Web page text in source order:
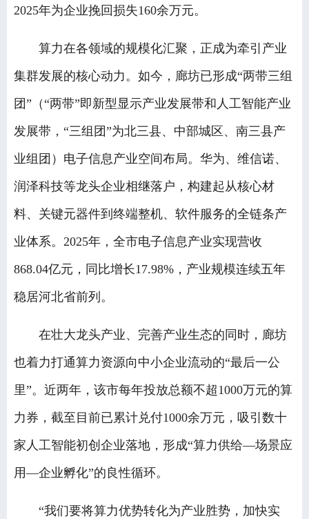
2025年为企业挽回损失160余万元。
算力在各领域的规模化汇聚，正成为牵引产业
集群发展的核心动力。如今，廊坊已形成“两带三组
团”（“两带”即新型显示产业发展带和人工智能产业
发展带，“三组团”为北三县、中部城区、南三县产
业组团）电子信息产业空间布局。华为、维信诺、
润泽科技等龙头企业相继落户，构建起从核心材
料、关键元器件到终端整机、软件服务的全链条产
业体系。2025年，全市电子信息产业实现营收
868.04亿元，同比增长17.98%，产业规模连续五年
稳居河北省前列。
在壮大龙头产业、完善产业生态的同时，廊坊
也着力打通算力资源向中小企业流动的“最后一公
里”。近两年，该市每年投放总额不超1000万元的算
力券，截至目前已累计兑付1000余万元，吸引数十
家人工智能初创企业落地，形成“算力供给—场景应
用—企业孵化”的良性循环。
“我们要将算力优势转化为产业胜势，加快实